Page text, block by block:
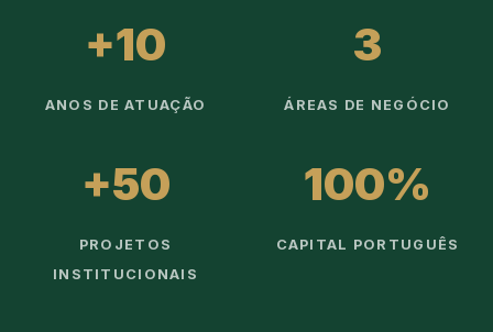
+10
ANOS DE ATUAÇÃO
3
ÁREAS DE NEGÓCIO
+50
PROJETOS
INSTITUCIONAIS
100%
CAPITAL PORTUGUÊS